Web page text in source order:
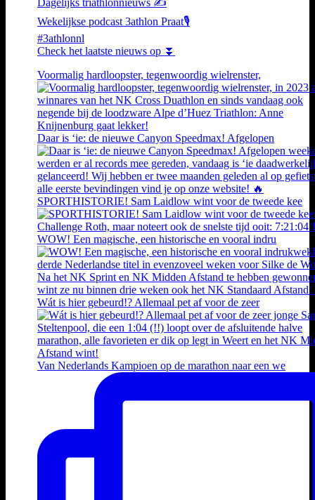
Dagelijks triathlonnieuws ✍️
Wekelijkse podcast 3athlon Praat🎙️
#3athlonnl
Check het laatste nieuws op ⏬
Voormalig hardloopster, tegenwoordig wielrenster,
Daar is ‘ie: de nieuwe Canyon Speedmax! Afgelopen
SPORTHISTORIE! Sam Laidlow wint voor de tweede kee
WOW! Een magische, een historische en vooral indru
Wát is hier gebeurd!? Allemaal pet af voor de zeer
Van Nederlands Kampioen op de marathon naar een we